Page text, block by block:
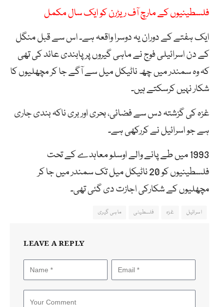
فلسطینیوں کے مارچ آف ریڑرن کو ایک سال مکمل
ایک ہفتے کے دوران یہ دوسرا واقعہ ہے۔ اس سے قبل منگل
کے دن اسرائیلی فوج نے ماہی گیروں پر پابندی عائد کی تھی
کہ وہ سمندر میں چھ ناٹیکل میل سے آگے جا کر مچھلیوں کا
شکار نہیں کرسکتے ہیں۔
غزہ کی گزشتہ دس سے فضائی، بحری اور بری ناکہ بندی جاری
ہے جو اسرائیل نے کررکھی ہے۔
1993 میں طے پانے والے اوسلو معاہدے کے تحت
فلسطینیوں کو 20 ناٹیکل میل تک سمندر میں جا کر
مچھلیوں کے شکارکی اجازت دی گئی تھی۔
اسرائیل غزہ فلسطینی ماہی گیری
LEAVE A REPLY